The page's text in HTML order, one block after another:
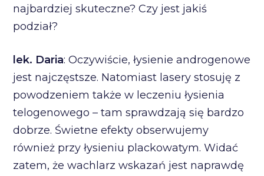
najbardziej skuteczne? Czy jest jakiś
podział?
lek. Daria: Oczywiście, łysienie androgenowe
jest najczęstsze. Natomiast lasery stosuję z
powodzeniem także w leczeniu łysienia
telogenowego – tam sprawdzają się bardzo
dobrze. Świetne efekty obserwujemy
również przy łysieniu plackowatym. Widać
zatem, że wachlarz wskazań jest naprawdę